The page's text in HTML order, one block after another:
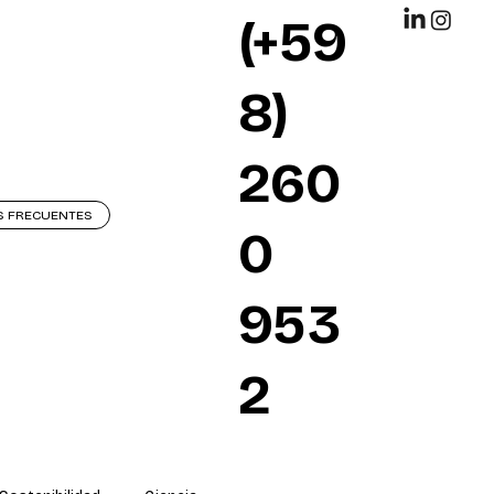
FRECUENTES
(+59
8)
260
0
953
2